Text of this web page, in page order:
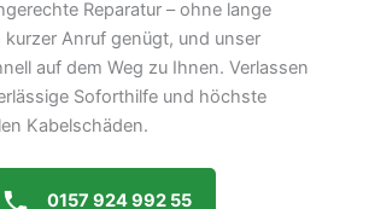
Reparatur – ohne lange
kurzer Anruf genügt, und unser
auf dem Weg zu Ihnen. Verlassen
Soforthilfe und höchste
Kabelschäden.
0157 924 992 55